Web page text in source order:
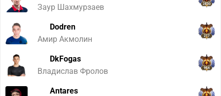
Заур Шахмурзаев
2830
Dodren
Амир Акмолин
217
DkFogas
Владислав Фролов
964
Antares